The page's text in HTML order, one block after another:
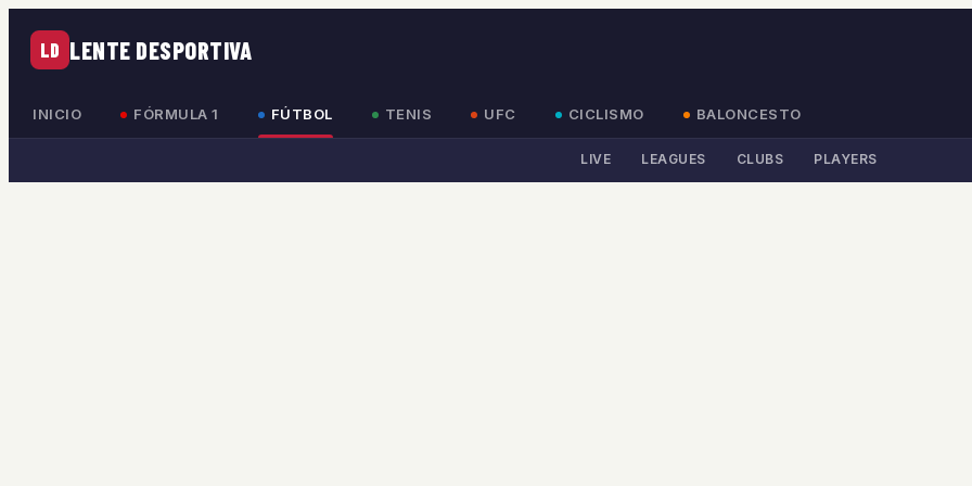
LD LENTE DESPORTIVA
INICIO FÓRMULA 1 FÚTBOL TENIS UFC CICLISMO BALONCESTO
LIVE LEAGUES CLUBS PLAYERS